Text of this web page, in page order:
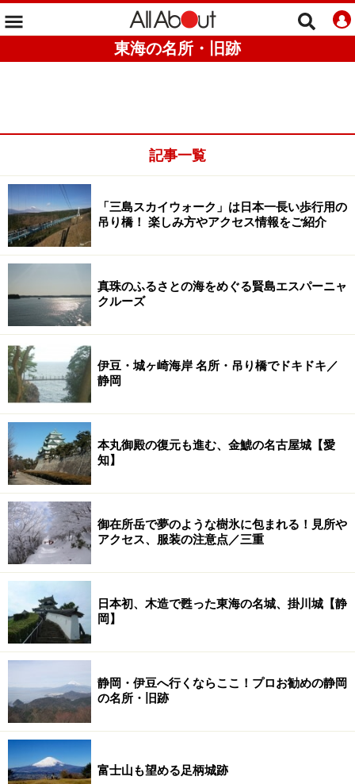
東海の名所・旧跡
記事一覧
「三島スカイウォーク」は日本一長い歩行用の
吊り橋！ 楽しみ方やアクセス情報をご紹介
真珠のふるさとの海をめぐる賢島エスパーニャ
クルーズ
伊豆・城ヶ崎海岸 名所・吊り橋でドキドキ／
静岡
本丸御殿の復元も進む、金鯱の名古屋城【愛
知】
御在所岳で夢のような樹氷に包まれる！見所や
アクセス、服装の注意点／三重
日本初、木造で甦った東海の名城、掛川城【静
岡】
静岡・伊豆へ行くならここ！プロお勧めの静岡
の名所・旧跡
富士山も望める足柄城跡